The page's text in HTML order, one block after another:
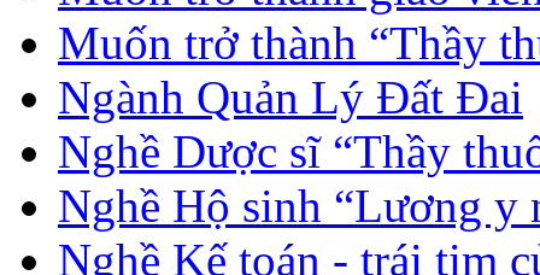
Muốn trở thành “Thầy
Ngành Quản Lý Đất Đai
Nghề Dược sĩ “Thầy
Nghề Hộ sinh “Lương y
Nghề Kế toán - trái tim